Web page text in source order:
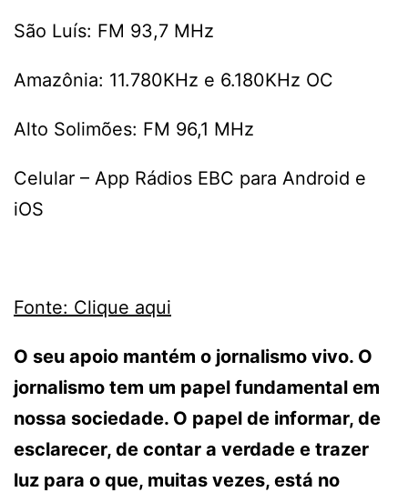
São Luís: FM 93,7 MHz
Amazônia: 11.780KHz e 6.180KHz OC
Alto Solimões: FM 96,1 MHz
Celular – App Rádios EBC para Android e
iOS
Fonte: Clique aqui
O seu apoio mantém o jornalismo vivo. O
jornalismo tem um papel fundamental em
nossa sociedade. O papel de informar, de
esclarecer, de contar a verdade e trazer
luz para o que, muitas vezes, está no